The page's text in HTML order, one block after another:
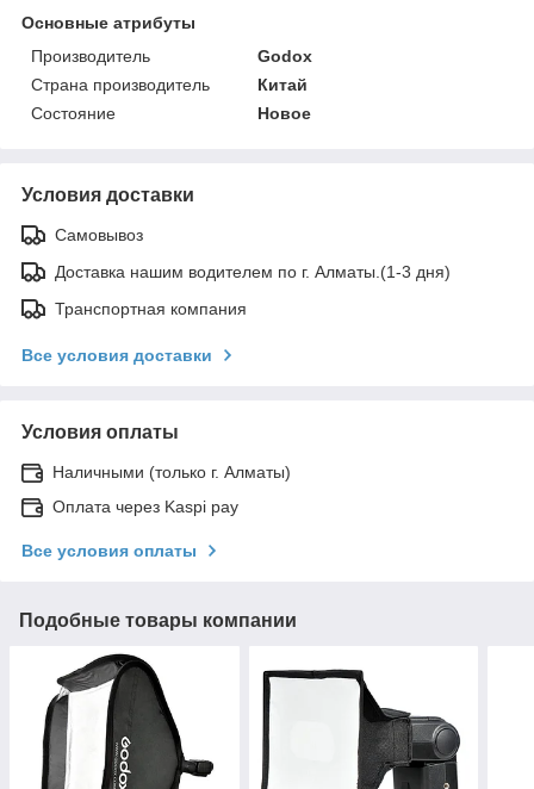
Основные атрибуты
Производитель
Godox
Страна производитель
Китай
Состояние
Новое
Условия доставки
Самовывоз
Доставка нашим водителем по г. Алматы.(1-3 дня)
Транспортная компания
Все условия доставки
Условия оплаты
Наличными (только г. Алматы)
Оплата через Kaspi pay
Все условия оплаты
Подобные товары компании